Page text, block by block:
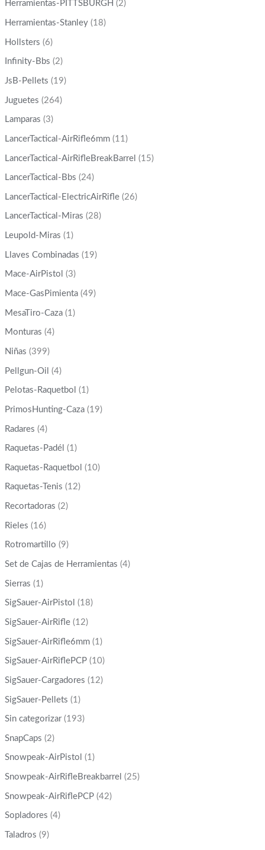
Herramientas-PITTSBURGH (2)
Herramientas-Stanley (18)
Hollsters (6)
Infinity-Bbs (2)
JsB-Pellets (19)
Juguetes (264)
Lamparas (3)
LancerTactical-AirRifle6mm (11)
LancerTactical-AirRifleBreakBarrel (15)
LancerTactical-Bbs (24)
LancerTactical-ElectricAirRifle (26)
LancerTactical-Miras (28)
Leupold-Miras (1)
Llaves Combinadas (19)
Mace-AirPistol (3)
Mace-GasPimienta (49)
MesaTiro-Caza (1)
Monturas (4)
Niñas (399)
Pellgun-Oil (4)
Pelotas-Raquetbol (1)
PrimosHunting-Caza (19)
Radares (4)
Raquetas-Padél (1)
Raquetas-Raquetbol (10)
Raquetas-Tenis (12)
Recortadoras (2)
Rieles (16)
Rotromartillo (9)
Set de Cajas de Herramientas (4)
Sierras (1)
SigSauer-AirPistol (18)
SigSauer-AirRifle (12)
SigSauer-AirRifle6mm (1)
SigSauer-AirRiflePCP (10)
SigSauer-Cargadores (12)
SigSauer-Pellets (1)
Sin categorizar (193)
SnapCaps (2)
Snowpeak-AirPistol (1)
Snowpeak-AirRifleBreakbarrel (25)
Snowpeak-AirRiflePCP (42)
Sopladores (4)
Taladros (9)